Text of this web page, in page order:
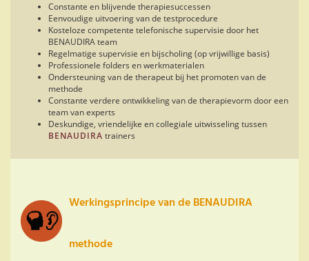
Constante en blijvende therapiesuccessen
Eenvoudige uitvoering van de testprocedure
Kosteloze competente telefonische supervisie door het
BENAUDIRA team
Regelmatige supervisie en bijscholing (op vrijwillige basis)
Professionele folders en werkmaterialen
Ondersteuning van de therapeut bij het promoten van de
methode
Constante verdere ontwikkeling van de therapievorm door een
team van experts
Deskundige, vriendelijke en collegiale uitwisseling tussen
BENAUDIRA trainers
Werkingsprincipe van de BENAUDIRA
methode